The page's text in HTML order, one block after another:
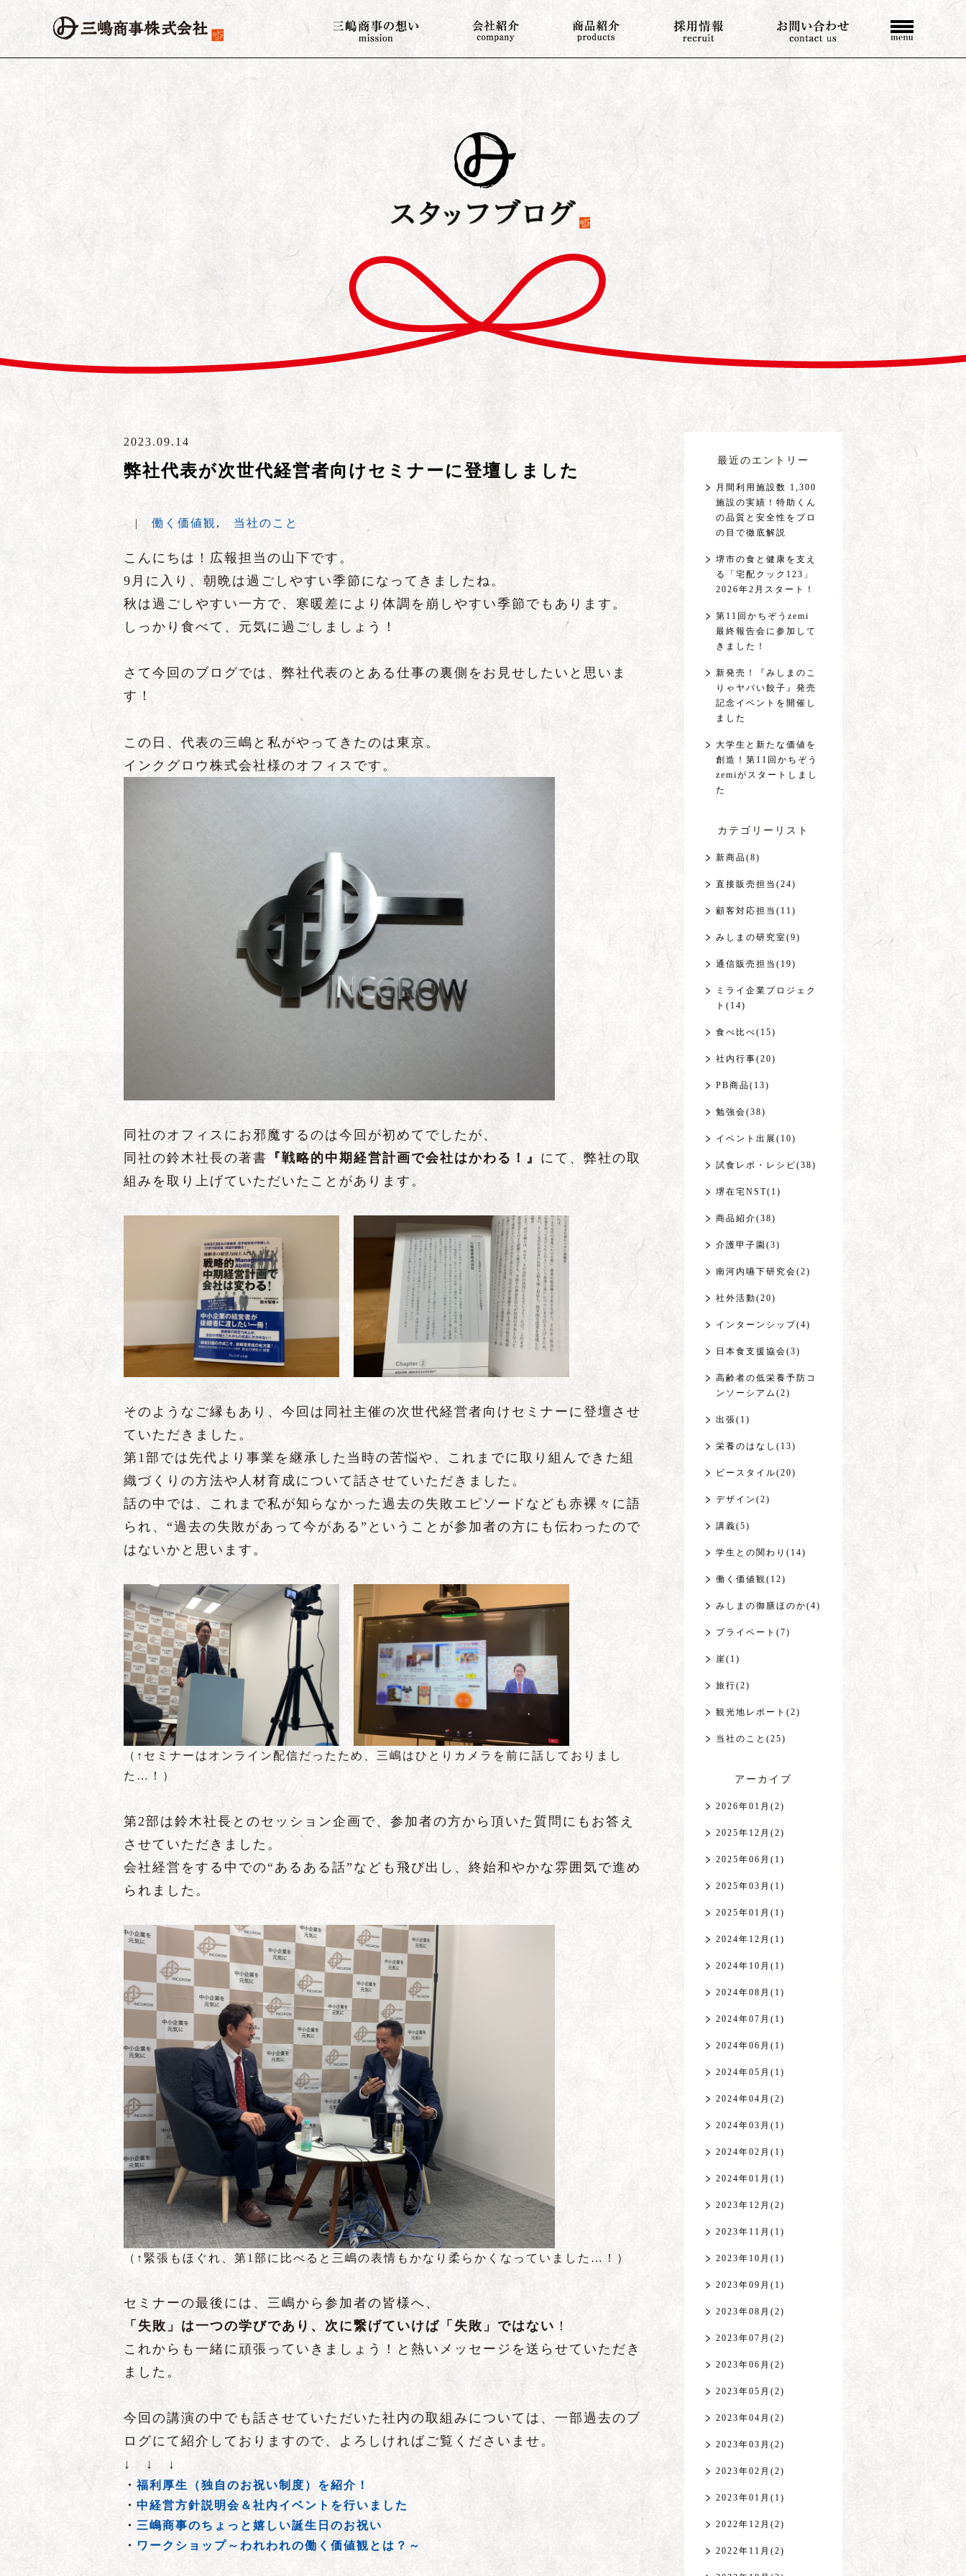
2023.09.14
弊社代表が次世代経営者向けセミナーに登壇しました
| 働く価値観, 当社のこと
こんにちは！広報担当の山下です。
9月に入り、朝晩は過ごしやすい季節になってきましたね。
秋は過ごしやすい一方で、寒暖差により体調を崩しやすい季節でもあります。
しっかり食べて、元気に過ごしましょう！
さて今回のブログでは、弊社代表のとある仕事の裏側をお見せしたいと思いま
す！
この日、代表の三嶋と私がやってきたのは東京。
インクグロウ株式会社様のオフィスです。
同社のオフィスにお邪魔するのは今回が初めてでしたが、
同社の鈴木社長の著書 『戦略的中期経営計画で会社はかわる！』 にて、弊社の取
組みを取り上げていただいたことがあります。
そのようなご縁もあり、今回は同社主催の次世代経営者向けセミナーに登壇させ
ていただきました。
第1部では先代より事業を継承した当時の苦悩や、これまでに取り組んできた組
織づくりの方法や人材育成について話させていただきました。
話の中では、これまで私が知らなかった過去の失敗エピソードなども赤裸々に語
られ、“過去の失敗があって今がある” ということが参加者の方にも伝わったので
はないかと思います。
（↑セミナーはオンライン配信だったため、三嶋はひとりカメラを前に話しておりまし
た…！）
第2部は鈴木社長とのセッション企画で、参加者の方から頂いた質問にもお答え
させていただきました。
会社経営をする中での“あるある話”なども飛び出し、終始和やかな雰囲気で進め
られました。
（↑緊張もほぐれ、第1部に比べると三嶋の表情もかなり柔らかくなっていました…！）
セミナーの最後には、三嶋から参加者の皆様へ、
「失敗」は一つの学びであり、次に繋げていけば「失敗」ではない ！
これからも一緒に頑張っていきましょう！と熱いメッセージを送らせていただき
ました。
今回の講演の中でも話させていただいた社内の取組みについては、一部過去のブ
ログにて紹介しておりますので、よろしければご覧くださいませ。
↓ ↓ ↓
・福利厚生（独自のお祝い制度）を紹介！
・ 中経営方針説明会＆社内イベントを行いました
・ 三嶋商事のちょっと嬉しい誕生日のお祝い
・ ワークショップ～われわれの働く価値観とは？～
最近のエントリー
月間利用施設数 1,300
施設の実績！特助くん
の品質と安全性をプロ
の目で徹底解説
堺市の食と健康を支え
る「宅配クック123」
2026年2月スタート！
第11回かちぞうzemi
最終報告会に参加して
きました！
新発売！『みしまのこ
りゃヤバい餃子』発売
記念イベントを開催し
ました
大学生と新たな価値を
創造！第11回かちぞう
zemiがスタートしまし
た
カテゴリーリスト
新商品(8)
直接販売担当(24)
顧客対応担当(11)
みしまの研究室(9)
通信販売担当(19)
ミライ企業プロジェク
ト(14)
食べ比べ(15)
社内行事(20)
PB商品(13)
勉強会(38)
イベント出展(10)
試食レポ・レシピ(38)
堺在宅NST(1)
商品紹介(38)
介護甲子園(3)
南河内嚥下研究会(2)
社外活動(20)
インターンシップ(4)
日本食支援協会(3)
高齢者の低栄養予防コ
ンソーシアム(2)
出張(1)
栄養のはなし(13)
ビースタイル(20)
デザイン(2)
講義(5)
学生との関わり(14)
働く価値観(12)
みしまの御膳ほのか(4)
プライベート(7)
崖(1)
旅行(2)
観光地レポート(2)
当社のこと(25)
アーカイブ
2026年01月(2)
2025年12月(2)
2025年06月(1)
2025年03月(1)
2025年01月(1)
2024年12月(1)
2024年10月(1)
2024年08月(1)
2024年07月(1)
2024年06月(1)
2024年05月(1)
2024年04月(2)
2024年03月(1)
2024年02月(1)
2024年01月(1)
2023年12月(2)
2023年11月(1)
2023年10月(1)
2023年09月(1)
2023年08月(2)
2023年07月(2)
2023年06月(2)
2023年05月(2)
2023年04月(2)
2023年03月(2)
2023年02月(2)
2023年01月(1)
2022年12月(2)
2022年11月(2)